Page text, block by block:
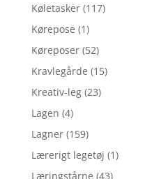
Køletasker (117)
Kørepose (1)
Køreposer (52)
Kravlegårde (15)
Kreativ-leg (23)
Lagen (4)
Lagner (159)
Lærerigt legetøj (1)
Læringstårne (43)